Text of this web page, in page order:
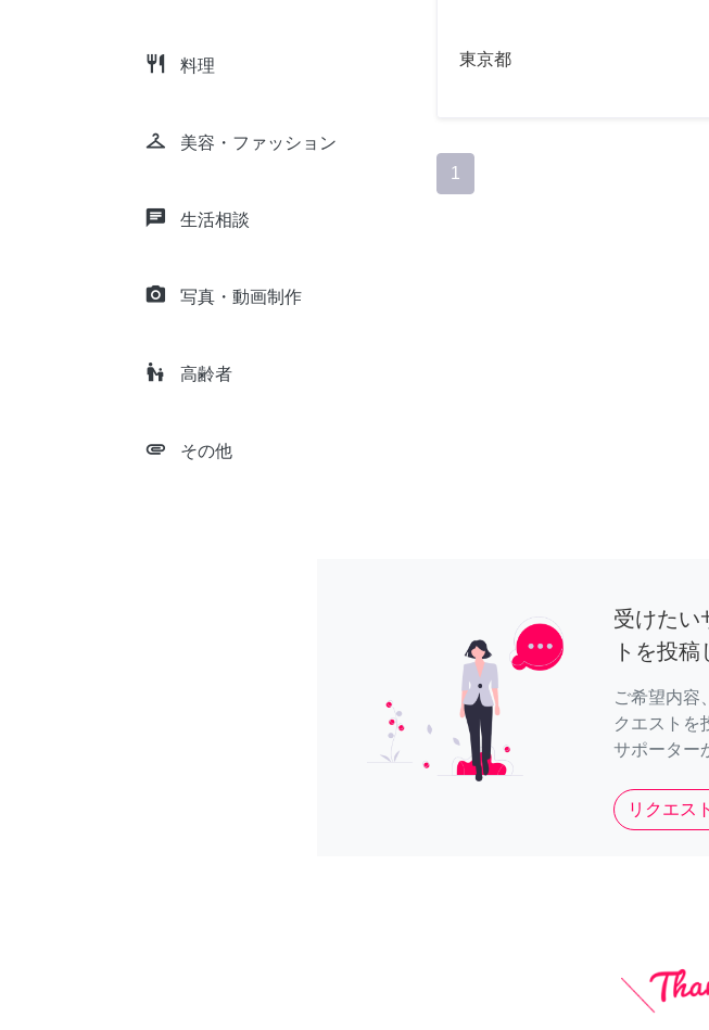
restaurant 料理
checkroom 美容・ファッション
chat 生活相談
camera_alt 写真・動画制作
escalator_warning 高齢者
attachment その他
東京都
1
受けたい
トを投稿
ご希望内容
クエストを
サポーター
リクエス